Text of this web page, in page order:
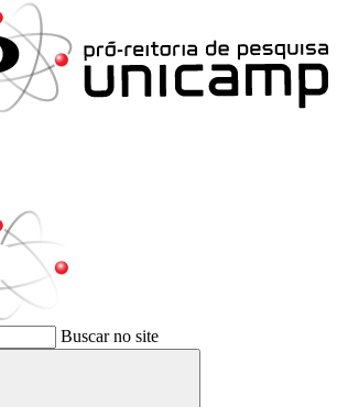
Buscar no site